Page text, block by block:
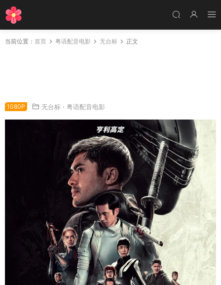
当前位置： 首页 粤语配音电影 无台标 正文
1080P 无台标 · 粤语配音电影